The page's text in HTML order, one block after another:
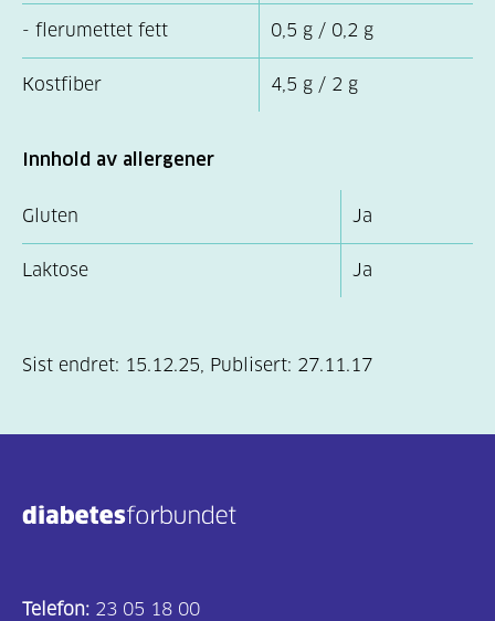
- flerumettet fett 0,5 g / 0,2 g
Kostfiber 4,5 g / 2 g
Innhold av allergener
Gluten Ja
Laktose Ja
Sist endret: 15.12.25, Publisert: 27.11.17
Telefon: 23 05 18 00